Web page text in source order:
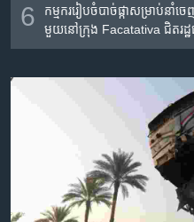
6
កម្មករ​រៀបចំ​បាច់​ផ្កា​សម្រាប់​នាំ​
មួយ​នៅ​ក្រុង Facatativa ជិត​រដ្